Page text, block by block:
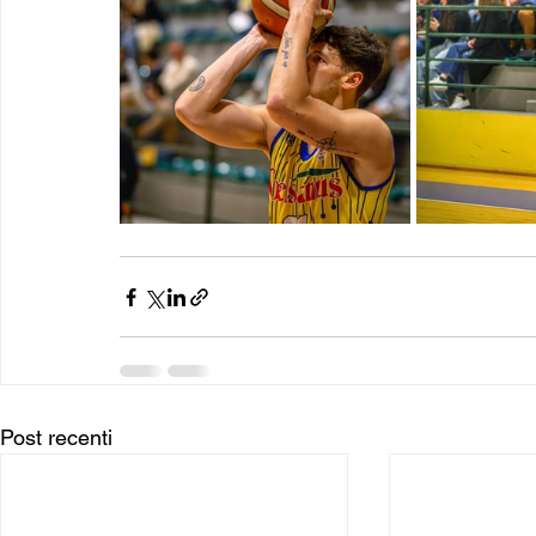
Post recenti